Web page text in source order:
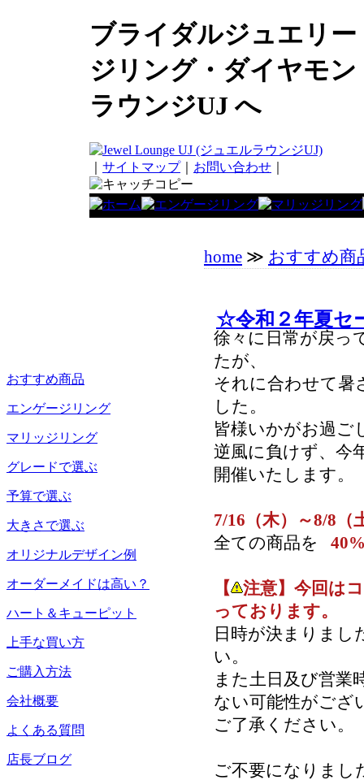
ブライダルジュエリ
ジリング・ダイヤモ
ラウンジUJ へ
サイトマップ｜ お問い合わせ
おすすめ商品
エンゲージリング
マリッジリング
グレードで選ぶ
予算で選ぶ
大きさで選ぶ
オリジナルデザイン例
オーダーメイドは高い？
ハート＆キューピット
上手な買い方
ご購入方法
会社概要
よくある質問
店長ブログ
home ≫ おすすめ商
☆令和２年夏セ
徐々に日常が戻っ
たが、
それに合わせて暑
した。
皆様いかがお過ご
逆風に負けず、今
開催いたします。
7/16（木）～8/8（
全ての商品を
【
注意】今回は
っております。
日時が決まりまし
い。
また土日及び営業
ない可能性がござ
ご了承ください。
ご不要になりまし